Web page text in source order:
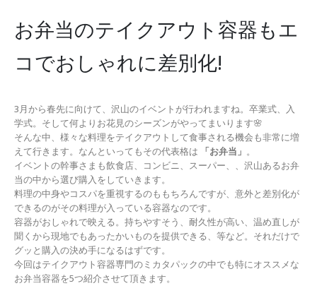
お弁当のテイクアウト容器もエ
コでおしゃれに差別化!
3月から春先に向けて、沢山のイベントが行われますね。卒業式、入
学式。そして何よりお花見のシーズンがやってまいります🌸
そんな中、様々な料理をテイクアウトして食事される機会も非常に増
えて行きます。なんといってもその代表格は
「お弁当」 。
イベントの幹事さまも飲食店、コンビニ、スーパー、、沢山あるお弁
当の中から選び購入をしていきます。
料理の中身やコスパを重視するのももちろんですが、意外と差別化が
できるのがその料理が入っている容器なのです。
容器がおしゃれで映える。持ちやすそう、耐久性が高い、温め直しが
聞くから現地でもあったかいものを提供できる、等など。それだけで
グッと購入の決め手になるはずです。
今回はテイクアウト容器専門のミカタパックの中でも特にオススメな
お弁当容器を5つ紹介させて頂きます。